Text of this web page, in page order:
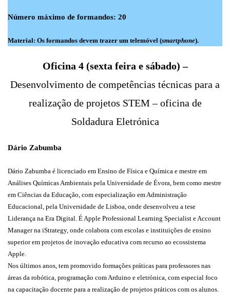
Número máximo de formandos: 20
Material: Os formandos devem trazer um telemóvel (smartphone).
Oficina 4 (sexta feira e sábado) –
Desenvolvimento de competências técnicas para a
realização de projetos STEM – oficina de
Soldadura Eletrónica
Dário Zabumba
Dário Zabumba é licenciado em Ensino de Física e Química e mestre em
Análises Químicas Ambientais pela Universidade de Évora, bem como mestre
em Ciências da Educação, com especialização em Administração
Educacional, pela Universidade de Lisboa, onde desenvolveu a tese
Liderança na Era Digital. É Apple Professional Learning Specialist e Account
Manager na iStrategy, onde colabora com escolas e instituições de ensino
superior em projetos de inovação educativa com recurso ao ecossistema
Apple.
Nos últimos anos, tem promovido formações práticas para professores nas
áreas da robótica, programação com Arduino e eletrónica, com especial foco
na capacitação docente para a realização de projetos práticos com os alunos.